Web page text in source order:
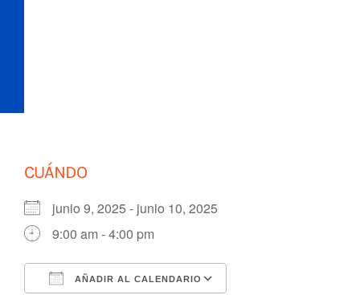
CUÁNDO
junio 9, 2025 - junio 10, 2025
9:00 am - 4:00 pm
AÑADIR AL CALENDARIO